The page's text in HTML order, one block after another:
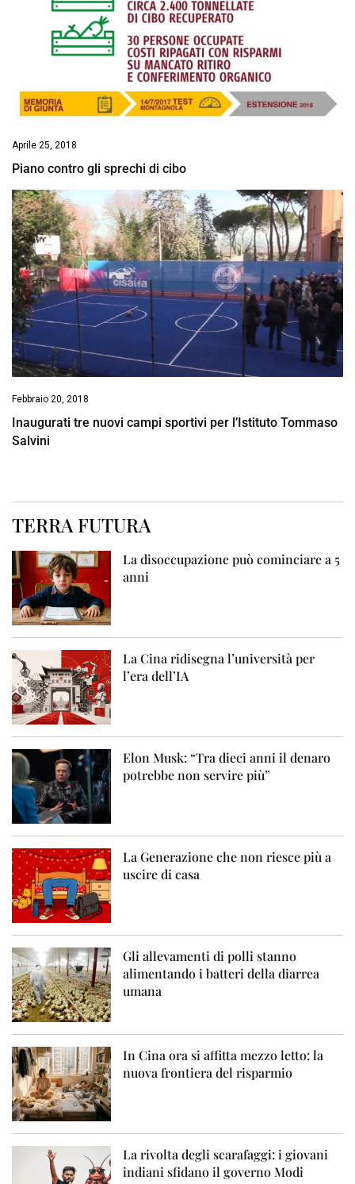
Aprile 25, 2018
Piano contro gli sprechi di cibo
Febbraio 20, 2018
Inaugurati tre nuovi campi sportivi per l’Istituto Tommaso
Salvini
TERRA FUTURA
La disoccupazione può cominciare a 5
anni
La Cina ridisegna l’università per
l’era dell’IA
Elon Musk: “Tra dieci anni il denaro
potrebbe non servire più”
La Generazione che non riesce più a
uscire di casa
Gli allevamenti di polli stanno
alimentando i batteri della diarrea
umana
In Cina ora si affitta mezzo letto: la
nuova frontiera del risparmio
La rivolta degli scarafaggi: i giovani
indiani sfidano il governo Modi